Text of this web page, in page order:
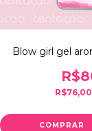
Blow girl gel